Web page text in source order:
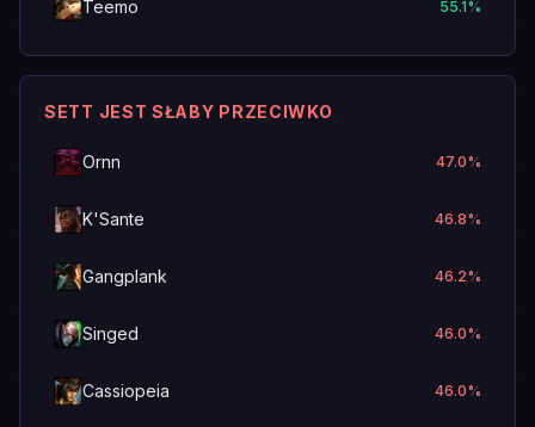
Teemo 55.1%
SETT JEST SŁABY PRZECIWKO
Ornn 47.0%
K'Sante 46.8%
Gangplank 46.2%
Singed 46.0%
Cassiopeia 46.0%